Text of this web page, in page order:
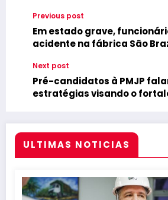
Previous post
Em estado grave,
acidente na fábrica São
Next post
Pré-candidatos à PMJP
estratégias visando o
ULTIMAS NOTICIAS